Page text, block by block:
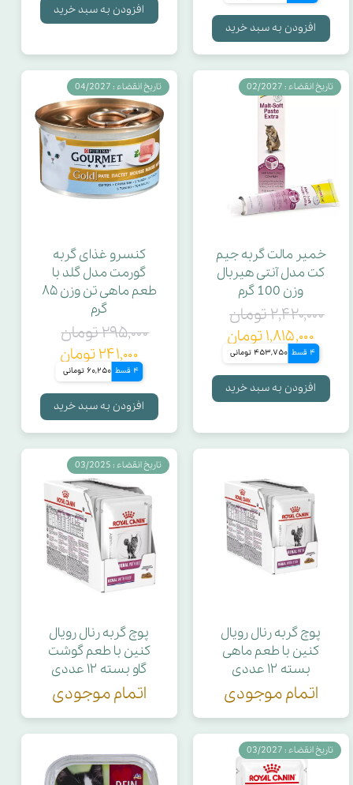
افزودن به سبد خرید
افزودن به سبد خرید
خمیر مالت گربه جیم
کت مدل آنتی هیربال
وزن 100 گرم
۲,۴۲۰,۰۰۰ تومان
۱,۸۱۵,۰۰۰ تومان
4 قسط 453,750 تومانی
افزودن به سبد خرید
تاریخ انقضاء : 02/2027
کنسرو غذای گربه
گورمت مدل گلد با
طعم ماهی تن وزن ۸۵
گرم
۲۹۵,۰۰۰ تومان
۲۴۱,۰۰۰ تومان
4 قسط 60,250 تومانی
افزودن به سبد خرید
تاریخ انقضاء : 04/2027
پوچ گربه رنال رویال
کنین با طعم ماهی
بسته ۱۲ عددی
اتمام موجودی
پوچ گربه رنال رویال
کنین با طعم گوشت
گاو بسته ۱۲ عددی
اتمام موجودی
تاریخ انقضاء : 03/2025
تاریخ انقضاء : 03/2027